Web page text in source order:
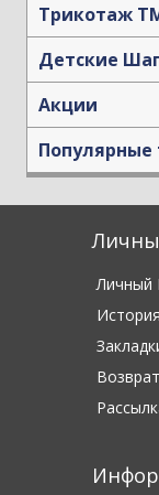
Трикотаж
Детские
Акции
Популярные
Личный